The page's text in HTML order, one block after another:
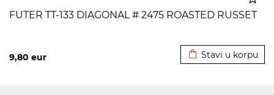
FUTER TT-133 DIAGONAL # 2475 ROASTED RUSSET
9,80 eur Stavi u korpu